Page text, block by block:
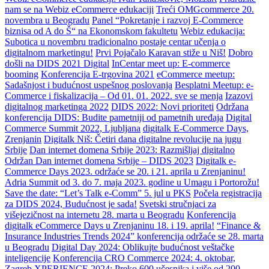
nam se na Webiz eCommerce edukaciji Treći OMGcommerce 20.
novembra u Beogradu Panel “Pokretanje i razvoj E-Commerce
biznisa od A do Š“ na Ekonomskom fakultetu Webiz edukacija:
Subotica u novembru tradicionalno postaje centar učenja o
digitalnom marketingu! Prvi Pojačalo Karavan stiže u Niš! Dobro
došli na DIDS 2021 Digital InCentar meet up: E-commerce
booming Konferencija E-trgovina 2021 eCommerce meetup:
Sadašnjost i budućnost uspešnog poslovanja Besplatni Meetup: e-
Commerce i fiskalizacija – Od 01. 01. 2022. sve se menja Izazovi
digitalnog marketinga 2022 DIDS 2022: Novi prioriteti Održana
konferencija DIDS: Budite pametniji od pametnih uređaja Digital
Commerce Summit 2022, Ljubljana digitalk E-Commerce Days,
Zrenjanin Digitalk Niš: Četiri dana digitalne revolucije na jugu
Srbije Dan internet domena Srbije 2023: Razmišljaj digitalno
Održan Dan internet domena Srbije – DIDS 2023 Digitalk e-
Commerce Days 2023. održaće se 20. i 21. aprila u Zrenjaninu!
Adria Summit od 3. do 7. maja 2023. godine u Umagu i Portorožu!
Save the date: “Let’s Talk e-Comm” 5. jul u PKS Počela registracija
za DIDS 2024, Budućnost je sada! Svetski stručnjaci za
višejezičnost na internetu 28. marta u Beogradu Konferencija
digitalk eCommerce Days u Zrenjaninu 18. i 19. aprila! “Finance &
Insurance Industries Trends 2024” konferencija održaće se 28. marta
u Beogradu Digital Day 2024: Oblikujte budućnost veštačke
inteligencije Konferencija CRO Commerce 2024: 4. oktobar,